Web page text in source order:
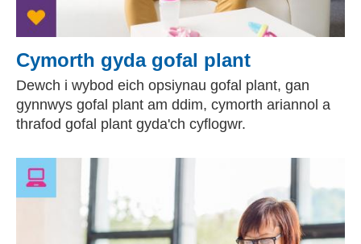
Cymorth gyda gofal plant
Dewch i wybod eich opsiynau gofal plant, gan
gynnwys gofal plant am ddim, cymorth ariannol a
thrafod gofal plant gyda'ch cyflogwr.